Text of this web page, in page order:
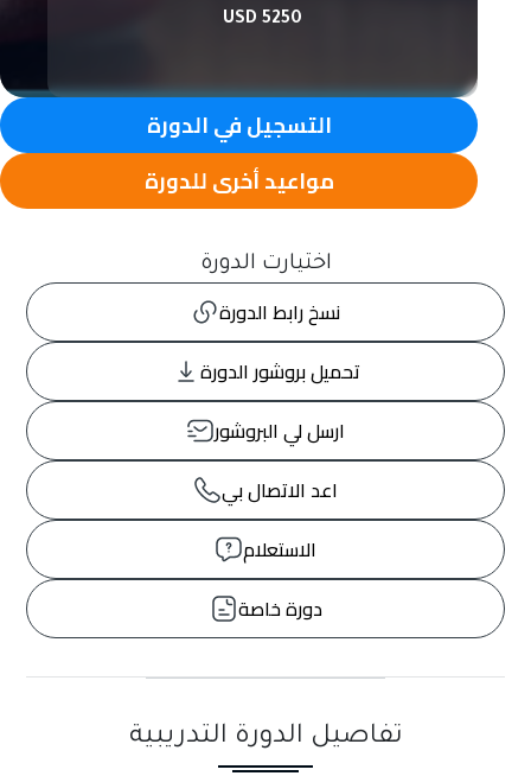
5250 USD
التسجيل في الدورة
مواعيد أخرى للدورة
اختيارت الدورة
نسخ رابط الدورة
تحميل بروشور الدورة
ارسل لي البروشور
اعد الاتصال بي
الاستعلام
دورة خاصة
تفاصيل الدورة التدريبية